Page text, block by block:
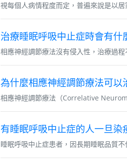
視每個人病情程度而定，普遍來說是以
治療睡眠呼吸中止症時會有什
相應神經調節療法沒有侵入性，治療過
為什麼相應神經調節療法可以
相應神經調節療法（Correlative
有睡眠呼吸中止症的人一旦
睡眠呼吸中止症患者，因長期睡眠品質